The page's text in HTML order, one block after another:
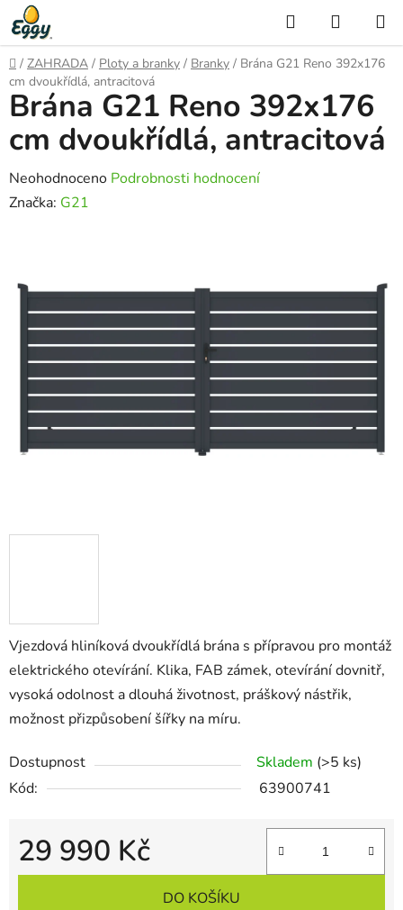
Přejít
na
obsah
Hledat
KOŠÍK
Domů
/ ZAHRADA / Ploty a branky / Branky / Brána G21 Reno 392x176
cm dvoukřídlá, antracitová
Vjezdová hliníková dvoukřídlá brána s přípravou pro montáž
elektrického otevírání. Klika, FAB zámek, otevírání dovnitř,
vysoká odolnost a dlouhá životnost, práškový nástřik,
možnost přizpůsobení šířky na míru.
Dostupnost Skladem (>5 ks)
Kód:
63900741
29 990 Kč
Měrná cena:
DO KOŠÍKU
Brána G21 Reno 392x176
cm dvoukřídlá, antracitová
Průměrné
hodnocení
hvězdiček.
Neohodnoceno Podrobnosti hodnocení
Značka: G21